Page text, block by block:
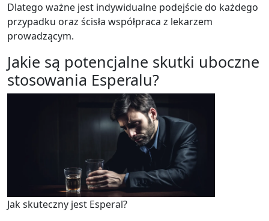
Dlatego ważne jest indywidualne podejście do każdego
przypadku oraz ścisła współpraca z lekarzem
prowadzącym.
Jakie są potencjalne skutki uboczne
stosowania Esperalu?
Jak skuteczny jest Esperal?